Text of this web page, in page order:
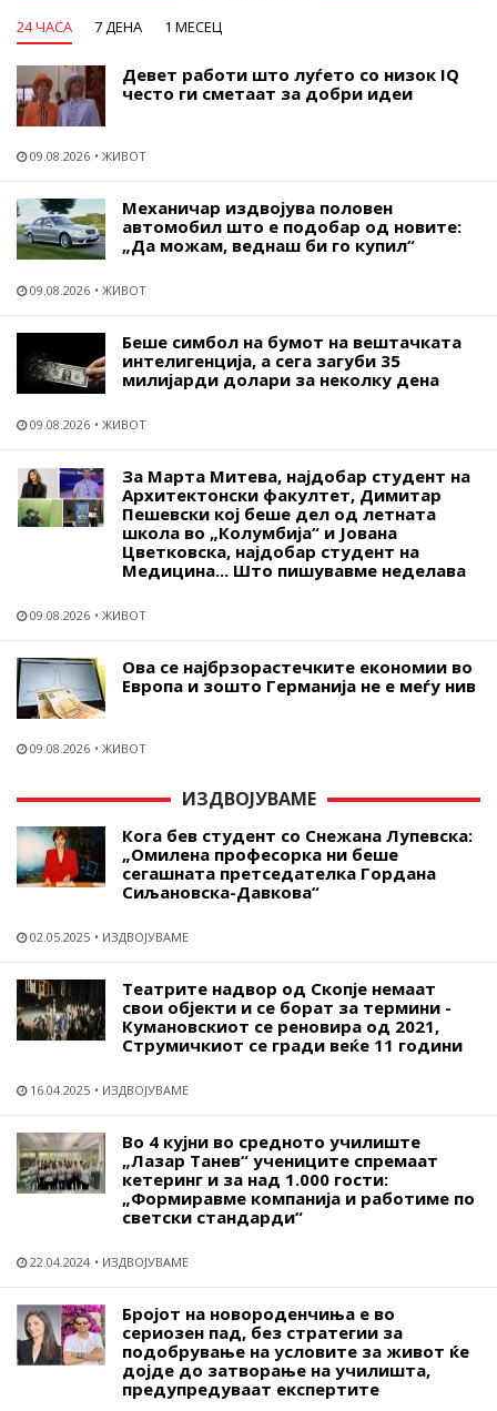
24 ЧАСА 7 ДЕНА 1 МЕСЕЦ
Девет работи што луѓето со низок IQ
често ги сметаат за добри идеи
09.08.2026 ЖИВОТ
Механичар издвојува половен
автомобил што е подобар од новите:
„Да можам, веднаш би го купил“
09.08.2026 ЖИВОТ
Беше симбол на бумот на вештачката
интелигенција, а сега загуби 35
милијарди долари за неколку дена
09.08.2026 ЖИВОТ
За Марта Митева, најдобар студент на
Архитектонски факултет, Димитар
Пешевски кој беше дел од летната
школа во „Колумбија“ и Јована
Цветковска, најдобар студент на
Медицина... Што пишувавме неделава
09.08.2026 ЖИВОТ
Ова се најбрзорастечките економии во
Европа и зошто Германија не е меѓу нив
09.08.2026 ЖИВОТ
ИЗДВОЈУВАМЕ
Кога бев студент со Снежана Лупевска:
„Омилена професорка ни беше
сегашната претседателка Гордана
Сиљановска-Давкова“
02.05.2025 ИЗДВОЈУВАМЕ
Театрите надвор од Скопје немаат
свои објекти и се борат за термини -
Кумановскиот се реновира од 2021,
Струмичкиот се гради веќе 11 години
16.04.2025 ИЗДВОЈУВАМЕ
Во 4 кујни во средното училиште
„Лазар Танев“ учениците спремаат
кетеринг и за над 1.000 гости:
„Формиравме компанија и работиме по
светски стандарди“
22.04.2024 ИЗДВОЈУВАМЕ
Бројот на новороденчиња е во
сериозен пад, без стратегии за
подобрување на условите за живот ќе
дојде до затворање на училишта,
предупредуваат експертите